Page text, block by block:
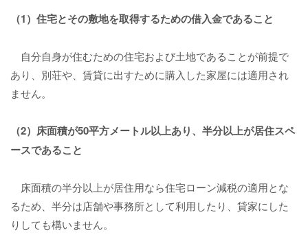
（1）住宅とその敷地を取得するための借入金であること
自分自身が住むための住宅および土地であることが前提で
あり、別荘や、賃貸に出すために購入した家屋には適用され
ません。
（2）床面積が50平方メートル以上あり、半分以上が居住スペ
ースであること
床面積の半分以上が居住用なら住宅ローン減税の適用とな
るため、半分は店舗や事務所として利用したり、貸家にした
りしても構いません。